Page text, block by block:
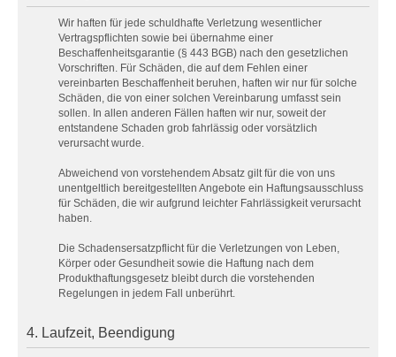
Wir haften für jede schuldhafte Verletzung wesentlicher
Vertragspflichten sowie bei übernahme einer
Beschaffenheitsgarantie (§ 443 BGB) nach den gesetzlichen
Vorschriften. Für Schäden, die auf dem Fehlen einer
vereinbarten Beschaffenheit beruhen, haften wir nur für solche
Schäden, die von einer solchen Vereinbarung umfasst sein
sollen. In allen anderen Fällen haften wir nur, soweit der
entstandene Schaden grob fahrlässig oder vorsätzlich
verursacht wurde.
Abweichend von vorstehendem Absatz gilt für die von uns
unentgeltlich bereitgestellten Angebote ein Haftungsausschluss
für Schäden, die wir aufgrund leichter Fahrlässigkeit verursacht
haben.
Die Schadensersatzpflicht für die Verletzungen von Leben,
Körper oder Gesundheit sowie die Haftung nach dem
Produkthaftungsgesetz bleibt durch die vorstehenden
Regelungen in jedem Fall unberührt.
4. Laufzeit, Beendigung